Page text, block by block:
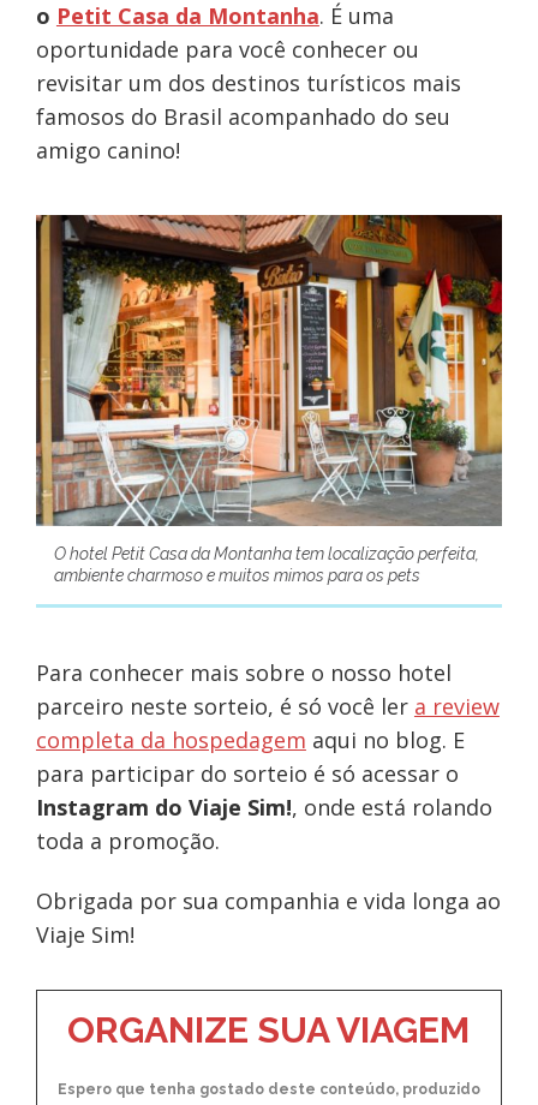
o Petit Casa da Montanha. É uma
oportunidade para você conhecer ou
revisitar um dos destinos turísticos mais
famosos do Brasil acompanhado do seu
amigo canino!
O hotel Petit Casa da Montanha tem localização perfeita,
ambiente charmoso e muitos mimos para os pets
Para conhecer mais sobre o nosso hotel
parceiro neste sorteio, é só você ler a review
completa da hospedagem aqui no blog. E
para participar do sorteio é só acessar o
Instagram do Viaje Sim!, onde está rolando
toda a promoção.
Obrigada por sua companhia e vida longa ao
Viaje Sim!
ORGANIZE SUA VIAGEM
Espero que tenha gostado deste conteúdo, produzido